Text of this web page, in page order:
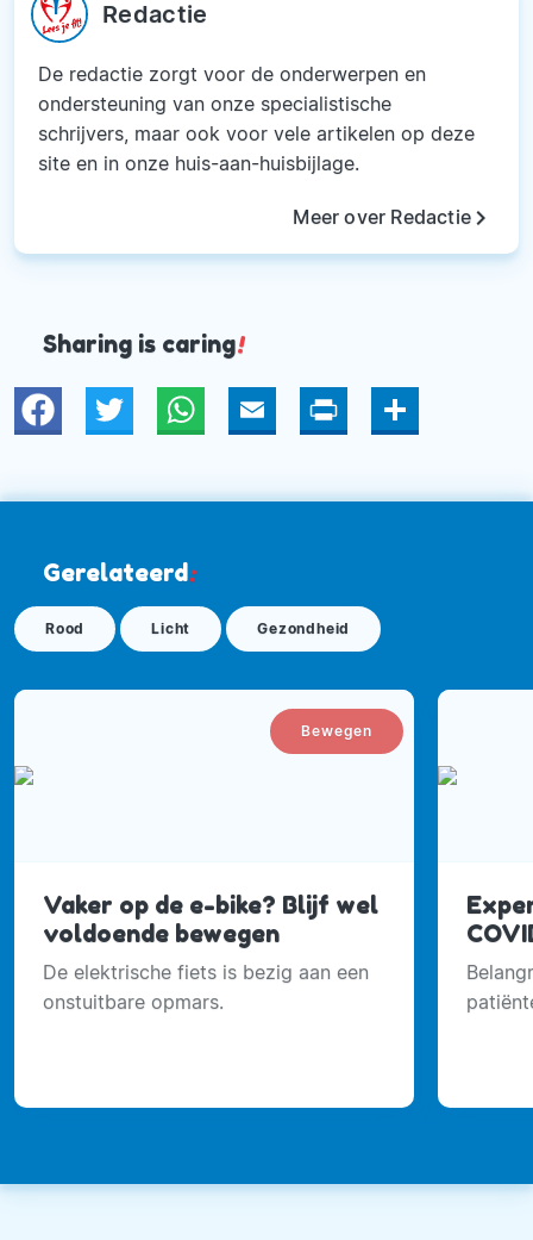
Redactie
De redactie zorgt voor de onderwerpen en
ondersteuning van onze specialistische
schrijvers, maar ook voor vele artikelen op deze
site en in onze huis-aan-huisbijlage.
Meer over Redactiekeyboard_arrow_right
Sharing is caring!
Twitter WhatsAppEmail Print Deel
Gerelateerd:
Rood Licht Gezondheid
Bewegen
Vaker op de e-bike? Blijf wel
voldoende bewegen
De elektrische fiets is bezig aan een
onstuitbare opmars.